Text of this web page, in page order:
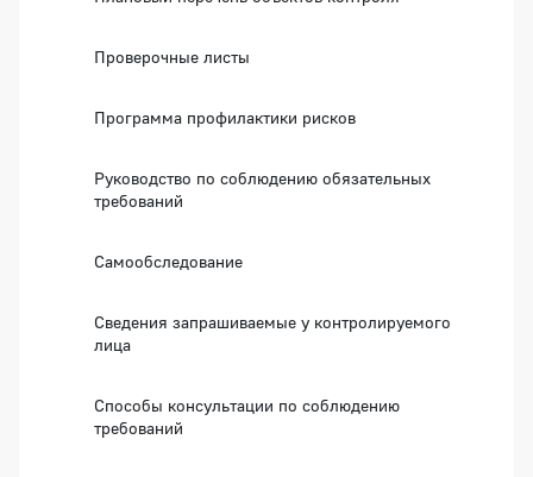
Проверочные листы
Программа профилактики рисков
Руководство по соблюдению обязательных
требований
Самообследование
Сведения запрашиваемые у контролируемого
лица
Способы консультации по соблюдению
требований